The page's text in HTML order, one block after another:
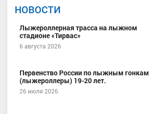
НОВОСТИ
Лыжероллерная трасса на лыжном
стадионе «Тирвас»
6 августа 2026
Первенство России по лыжным гонкам
(лыжероллеры) 19-20 лет.
26 июля 2026